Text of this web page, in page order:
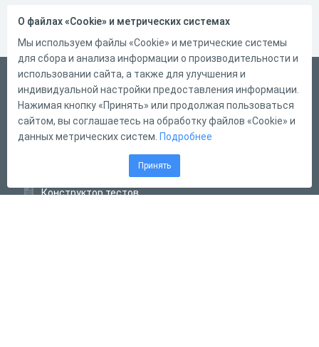
Русский
Справка
Форма обратной связи
Конструктор тестов
О файлах «Cookie» и метрических системах
Мы используем файлы «Cookie» и метрические системы
для сбора и анализа информации о производительности и
использовании сайта, а также для улучшения и
индивидуальной настройки предоставления информации.
Нажимая кнопку «Принять» или продолжая пользоваться
сайтом, вы соглашаетесь на обработку файлов «Cookie» и
данных метрических систем. Подробнее
Принять